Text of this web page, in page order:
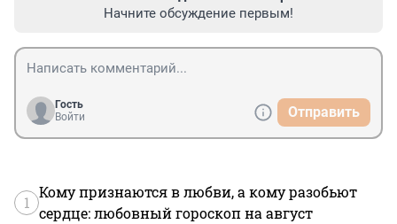
Начните обсуждение первым!
Гость
Войти
Отправить
1
Кому признаются в любви, а кому разобьют
сердце: любовный гороскоп на август